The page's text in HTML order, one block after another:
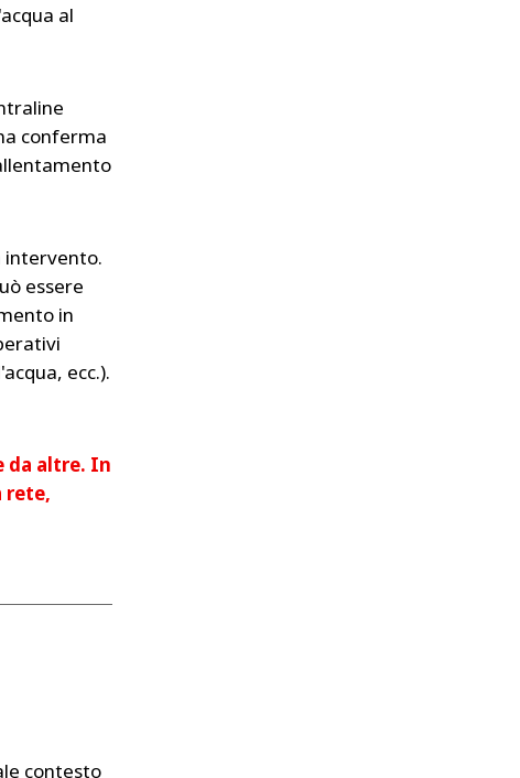
al
conferma
intervento.
essere
in
ecc.).
da altre. In
rete,
contesto